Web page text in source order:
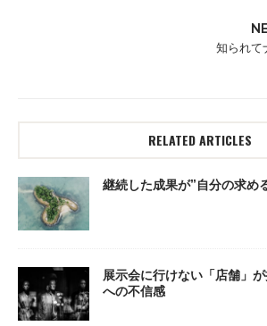
知られて
RELATED ARTICLES
継続した成果が”自分の求め
展示会に行けない「店舗」
への不信感